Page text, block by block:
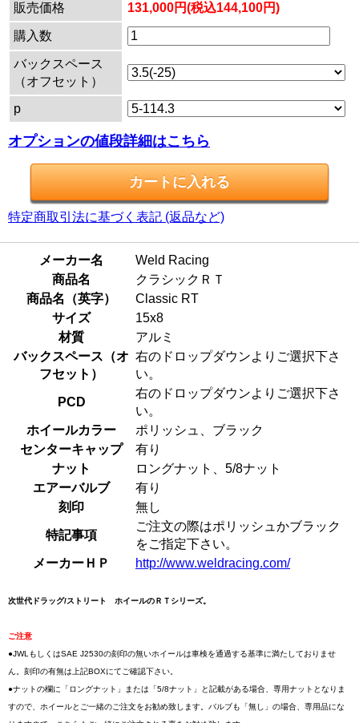
販売価格
131,000円(税込144,100円)
購入数
バックスペース
（オフセット）
p
オプションの値段詳細はこちら
特定商取引法に基づく表記 (返品など)
メーカー名
Weld Racing
商品名
クラシックＲＴ
商品名（英字）
Classic RT
サイズ
15x8
材質
アルミ
バックスペース（オ
フセット）
右のドロップダウンよりご選択下さ
い。
PCD
右のドロップダウンよりご選択下さ
い。
ホイールカラー
ポリッシュ、ブラック
センターキャップ
有り
ナット
ロングナット、5/8ナット
エアーバルブ
有り
刻印
無し
特記事項
ご注文の際はポリッシュかブラック
をご指定下さい。
メーカーＨＰ
http://www.weldracing.com/
次世代ドラッグ/ストリート ホイールのＲＴシリーズ。
ご注意
●JWLもしくはSAE J2530の刻印の無いホイールは車検を通過する基準に満たしておりませ
ん。刻印の有無は上記BOXにてご確認下さい。
●ナットの欄に「ロングナット」または「5/8ナット」と記載がある場合、専用ナットとなりま
すので、ホイールとご一緒のご注文をお勧め致します。バルブも「無し」の場合、専用品にな